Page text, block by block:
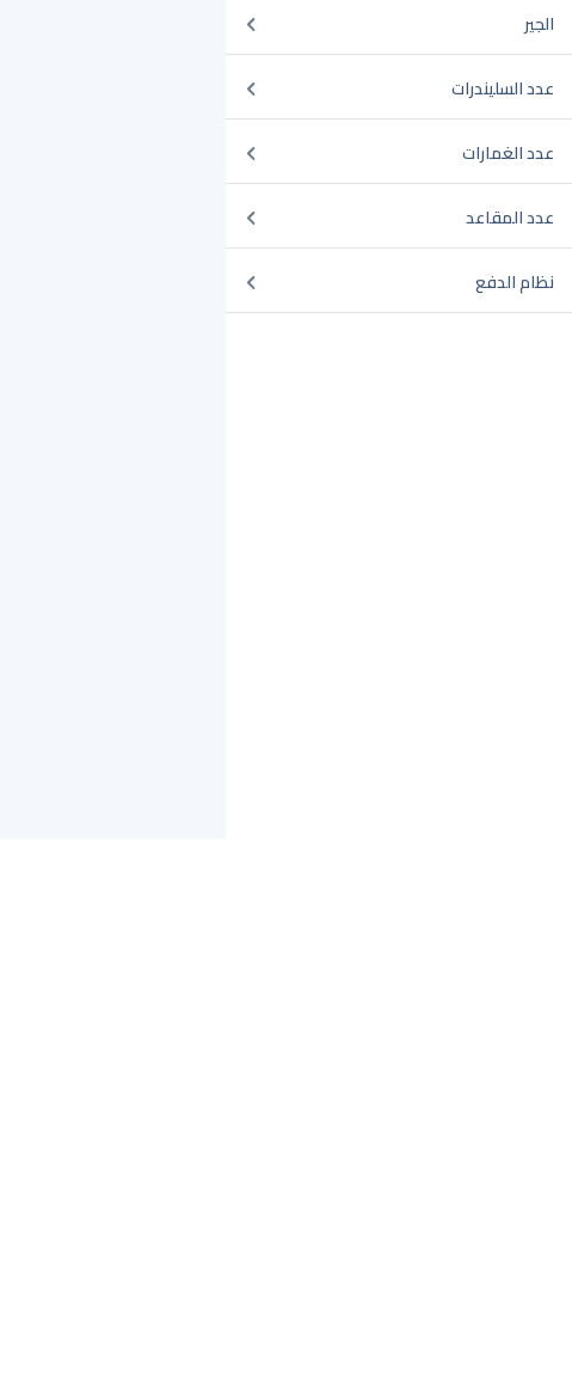
الجير
عدد السليندرات
عدد الغمارات
عدد المقاعد
نظام الدفع